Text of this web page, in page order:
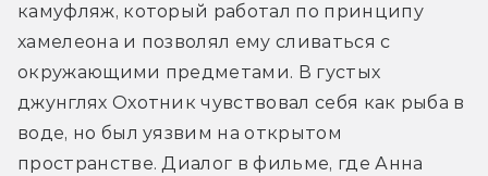
камуфляж, который работал по принципу
хамелеона и позволял ему сливаться с
окружающими предметами. В густых
джунглях Охотник чувствовал себя как рыба в
воде, но был уязвим на открытом
пространстве. Диалог в фильме, где Анна